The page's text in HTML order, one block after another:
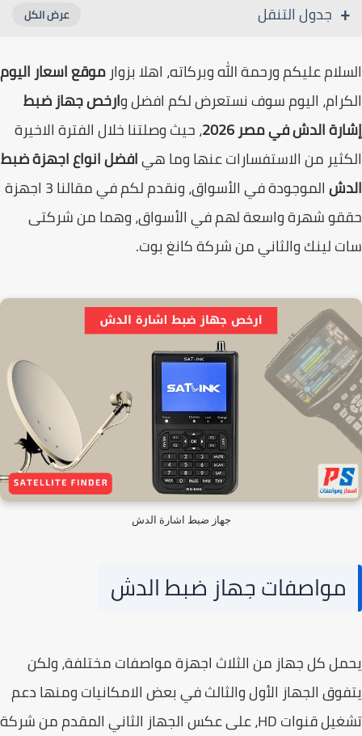
جدول التنقل
عليكم ورحمة الله وبركاته، اهلا بزوارموقع اسعار اليوم
اليوم سوف نستعرض لكم افضل وارخص جهاز ضبط
الدش في مصر 2026
، حيث وصلتنا خلال الفترة الاخيرة
من الاستفسارات عنها وما هيافضل انواع اجهزة ضبط
الموجودة في الأسواق، ونقدم لكم في مقالنا 3 اجهزة
شهرة واسعة لهم في الأسواق، وهما من شركتى
لينك والثاني من شركة كانغ بوت.
جهاز ضبط اشارة الدش
مواصفات جهاز ضبط الدش
كل جهاز من الثلاث اجهزة مواصفات مختلفة، ولكن
الجهاز الأول والثالث في بعض الامكانيات ومنها دعم
تشغيل قنوات HD، على عكس الجهاز الثاني المقدم من شركة